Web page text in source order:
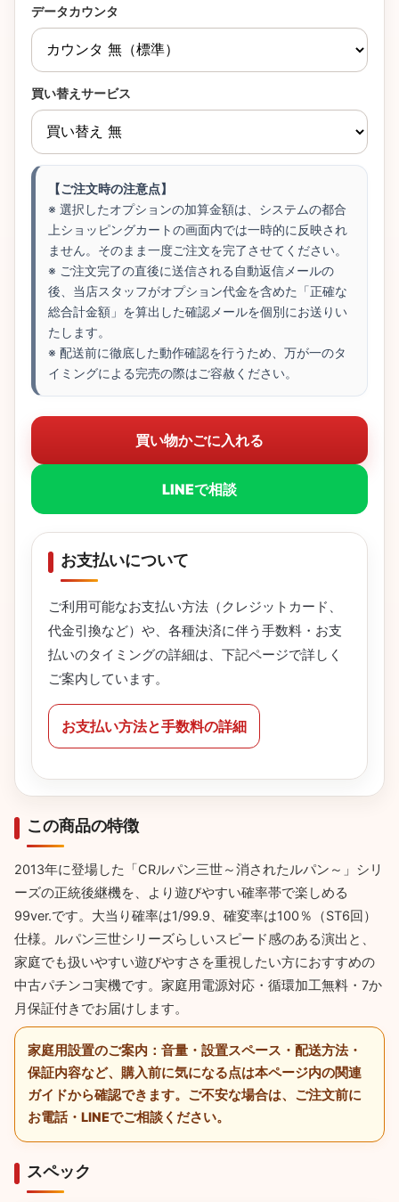
データカウンタ
買い替えサービス
【ご注文時の注意点】
※ 選択したオプションの加算金額は、システムの都合
上ショッピングカートの画面内では一時的に反映され
ません。そのまま一度ご注文を完了させてください。
※ ご注文完了の直後に送信される自動返信メールの
後、当店スタッフがオプション代金を含めた「正確な
総合計金額」を算出した確認メールを個別にお送りい
たします。
※ 配送前に徹底した動作確認を行うため、万が一のタ
イミングによる完売の際はご容赦ください。
買い物かごに入れる
LINEで相談
お支払いについて
ご利用可能なお支払い方法（クレジットカード、
代金引換など）や、各種決済に伴う手数料・お支
払いのタイミングの詳細は、下記ページで詳しく
ご案内しています。
お支払い方法と手数料の詳細
この商品の特徴
2013年に登場した「CRルパン三世～消されたルパン～」シリ
ーズの正統後継機を、より遊びやすい確率帯で楽しめる
99ver.です。大当り確率は1/99.9、確変率は100％（ST6回）
仕様。ルパン三世シリーズらしいスピード感のある演出と、
家庭でも扱いやすい遊びやすさを重視したい方におすすめの
中古パチンコ実機です。家庭用電源対応・循環加工無料・7か
月保証付きでお届けします。
家庭用設置のご案内： 音量・設置スペース・配送方法・
保証内容など、購入前に気になる点は本ページ内の関連
ガイドから確認できます。ご不安な場合は、ご注文前に
お電話・LINEでご相談ください。
スペック